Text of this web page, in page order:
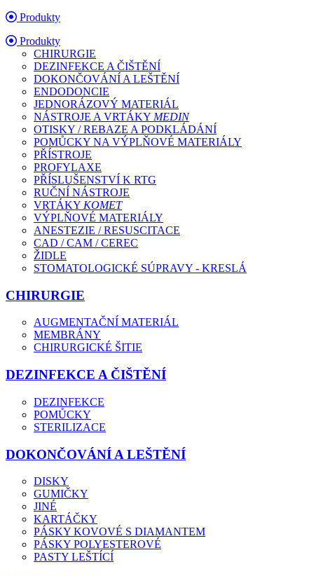
Produkty
Produkty
CHIRURGIE
DEZINFEKCE A ČIŠTĚNÍ
DOKONČOVÁNÍ A LEŠTĚNÍ
ENDODONCIE
JEDNORÁZOVÝ MATERIÁL
NÁSTROJE A VRTÁKY MEDIN
OTISKY / REBAZE A PODKLÁDÁNÍ
POMŮCKY NA VÝPLŇOVÉ MATERIÁLY
PŘÍSTROJE
PROFYLAXE
PŘÍSLUŠENSTVÍ K RTG
RUČNÍ NÁSTROJE
VRTÁKY KOMET
VÝPLŇOVÉ MATERIÁLY
ANESTEZIE / RESUSCITACE
CAD / CAM / CEREC
ŽIDLE
STOMATOLOGICKÉ SÚPRAVY - KRESLÁ
CHIRURGIE
AUGMENTAČNÍ MATERIÁL
MEMBRÁNY
CHIRURGICKÉ ŠITIE
DEZINFEKCE A ČIŠTĚNÍ
DEZINFEKCE
POMŮCKY
STERILIZACE
DOKONČOVÁNÍ A LEŠTĚNÍ
DISKY
GUMIČKY
JINÉ
KARTÁČKY
PÁSKY KOVOVÉ S DIAMANTEM
PÁSKY POLYESTEROVÉ
PASTY LEŠTÍCÍ